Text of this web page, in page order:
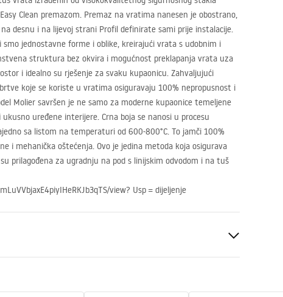
Clean premazom. Premaz na vratima nanesen je obostrano,
desnu i na lijevoj strani Profil definirate sami prije instalacije.
jednostavne forme i oblike, kreirajući vrata s udobnim i
struktura bez okvira i mogućnost preklapanja vrata uza
i idealno su rješenje za svaku kupaonicu. Zahvaljujući
koje se koriste u vratima osiguravaju 100% nepropusnost i
Molier savršen je ne samo za moderne kupaonice temeljene
uređene interijere. Crna boja se nanosi u procesu
sa listom na temperaturi od 600-800°C. To jamči 100%
i mehanička oštećenja. Ovo je jedina metoda koja osigurava
prilagođena za ugradnju na pod s linijskim odvodom i na tuš
view? Usp = dijeljenje